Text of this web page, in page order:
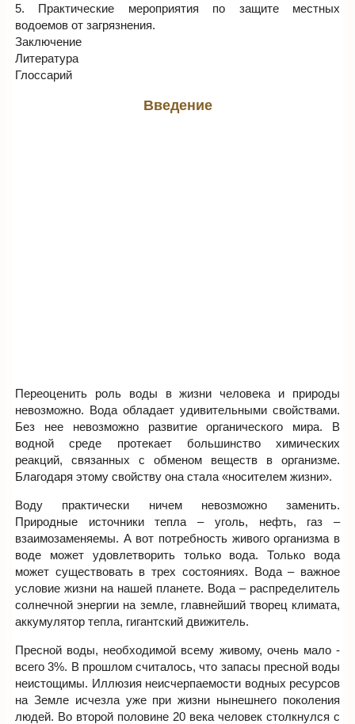
5. Практические мероприятия по защите местных
водоемов от загрязнения.
Заключение
Литература
Глоссарий
Введение
Переоценить роль воды в жизни человека и природы
невозможно. Вода обладает удивительными свойствами.
Без нее невозможно развитие органического мира. В
водной среде протекает большинство химических
реакций, связанных с обменом веществ в организме.
Благодаря этому свойству она стала «носителем жизни».
Воду практически ничем невозможно заменить.
Природные источники тепла – уголь, нефть, газ –
взаимозаменяемы. А вот потребность живого организма в
воде может удовлетворить только вода. Только вода
может существовать в трех состояниях. Вода – важное
условие жизни на нашей планете. Вода – распределитель
солнечной энергии на земле, главнейший творец климата,
аккумулятор тепла, гигантский движитель.
Пресной воды, необходимой всему живому, очень мало -
всего 3%. В прошлом считалось, что запасы пресной воды
неистощимы. Иллюзия неисчерпаемости водных ресурсов
на Земле исчезла уже при жизни нынешнего поколения
людей. Во второй половине 20 века человек столкнулся с